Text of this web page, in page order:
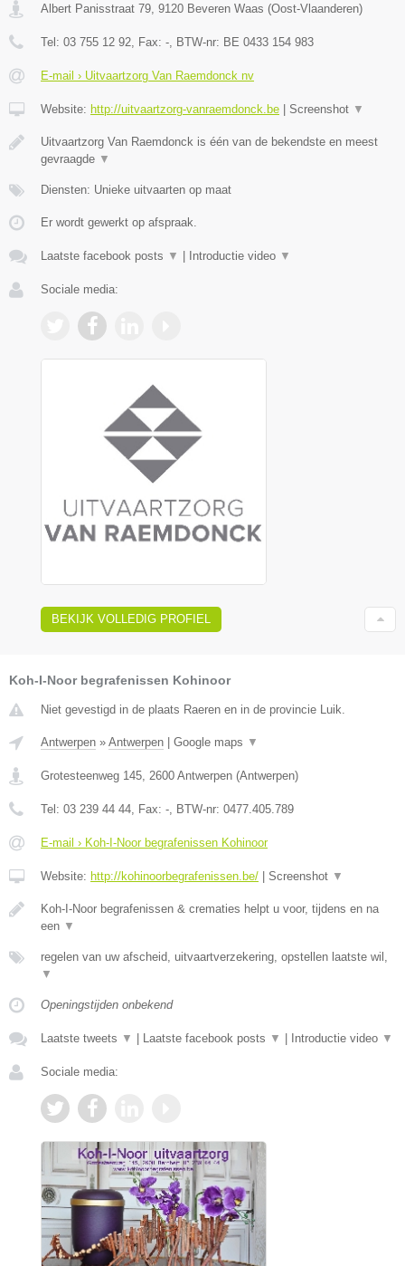
Albert Panisstraat 79 9120 Beveren Waas (Oost-Vlaanderen)
Tel: 03 755 12 92 , Fax: - , BTW-nr: BE 0433 154 983
E-mail › Uitvaartzorg Van Raemdonck nv
Website: http://uitvaartzorg-vanraemdonck.be | Screenshot ▼
Uitvaartzorg Van Raemdonck is één van de bekendste en meest
gevraagde ▼
Diensten: Unieke uitvaarten op maat
Er wordt gewerkt op afspraak.
Laatste facebook posts ▼ | Introductie video ▼
Sociale media:
BEKIJK VOLLEDIG PROFIEL
Koh-I-Noor begrafenissen Kohinoor
Niet gevestigd in de plaats Raeren en in de provincie Luik.
Antwerpen » Antwerpen | Google maps ▼
Grotesteenweg 145 2600 Antwerpen (Antwerpen)
Tel: 03 239 44 44 , Fax: - , BTW-nr: 0477.405.789
E-mail › Koh-I-Noor begrafenissen Kohinoor
Website: http://kohinoorbegrafenissen.be/ | Screenshot ▼
Koh-I-Noor begrafenissen & crematies helpt u voor, tijdens en na
een ▼
regelen van uw afscheid, uitvaartverzekering, opstellen laatste wil,
▼
Openingstijden onbekend
Laatste tweets ▼ | Laatste facebook posts ▼ | Introductie video ▼
Sociale media: